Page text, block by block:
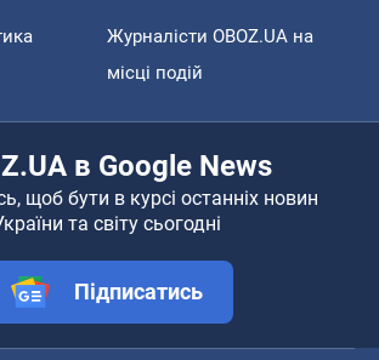
Журналісти OBOZ.UA на
місці подій
в Google News
щоб бути в курсі останніх новин
та світу сьогодні
Підписатись